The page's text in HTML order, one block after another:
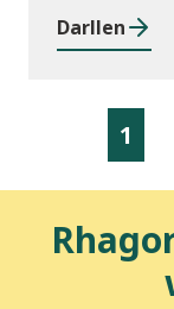
Darllen
1